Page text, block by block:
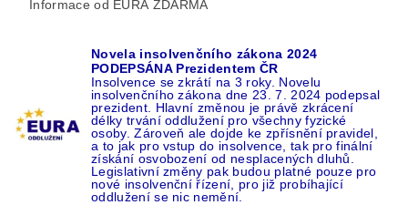
Informace od EURA ZDARMA
Novela insolvenčního zákona 2024
PODEPSÁNA Prezidentem ČR
Insolvence se zkrátí na 3 roky. Novelu
insolvenčního zákona dne 23. 7. 2024 podepsal
prezident. Hlavní změnou je právě zkrácení
délky trvání oddlužení pro všechny fyzické
osoby. Zároveň ale dojde ke zpřísnění pravidel,
a to jak pro vstup do insolvence, tak pro finální
získání osvobození od nesplacených dluhů.
Legislativní změny pak budou platné pouze pro
nové insolvenční řízení, pro již probíhající
oddlužení se nic nemění.